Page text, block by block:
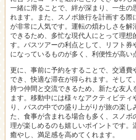
一緒に滑ることで、絆が深まり、一生の
れます。また、スノボ旅行を計画する際
が非常に人気です。運転の煩わしさを解
できるため、多忙な現代人にとって理想
す。バスツアーの利点として、リフト券
になっているものが多く、利便性が高い
更に、事前に予約をすることで、交通費
でき、快適な滞在が得られます。そして
持つ仲間と交流できるため、新たな友人
ます。移動中には様々なアクティビティ
り、バスの中での盛り上がりが旅の楽し
た、食事が含まれる場合も多く、スノ
理が楽しめるのも嬉しいポイントです。
癒やし、満足感を高めてくれます。